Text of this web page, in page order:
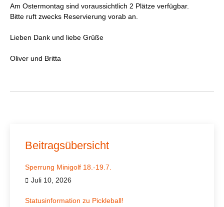
Am Ostermontag sind voraussichtlich 2 Plätze verfügbar.
Bitte ruft zwecks Reservierung vorab an.
Lieben Dank und liebe Grüße
Oliver und Britta
Beitragsübersicht
Sperrung Minigolf 18.-19.7.
Juli 10, 2026
Statusinformation zu Pickleball!